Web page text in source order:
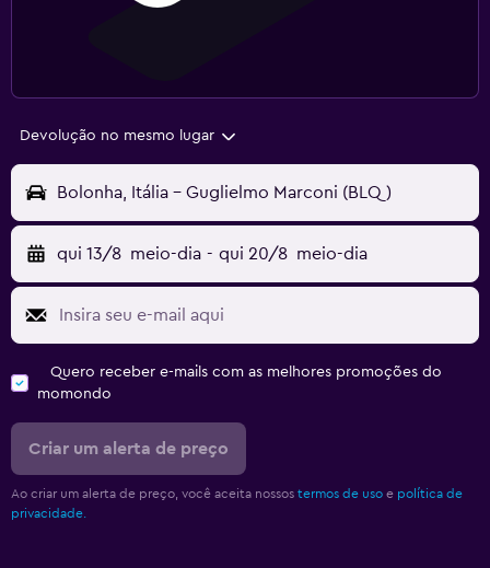
Devolução no mesmo lugar
Bolonha, Itália - Guglielmo Marconi (BLQ)
qui 13/8 meio-dia - qui 20/8 meio-dia
Quero receber e-mails com as melhores promoções do
momondo
Criar um alerta de preço
Ao criar um alerta de preço, você aceita nossos termos de uso e política de
privacidade.